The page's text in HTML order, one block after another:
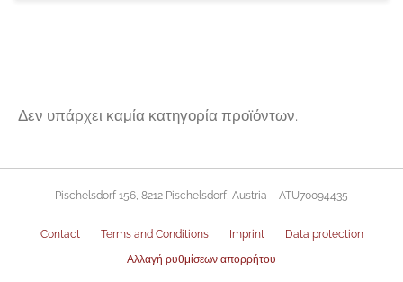
Δεν υπάρχει καμία κατηγορία προϊόντων.
Pischelsdorf 156, 8212 Pischelsdorf, Austria – ATU70094435
Contact Terms and Conditions Imprint
Data protection
Αλλαγή ρυθμίσεων απορρήτου